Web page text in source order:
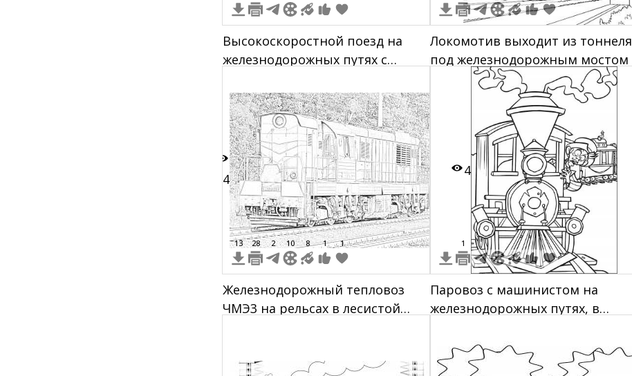
Высокоскоростной поезд на
железнодорожных путях с
включающим деревья и небо с
облаками
Локомотив выходит из тоннеля
под железнодорожным мостом
64
13 28 2 10 8 1 1
Железнодорожный тепловоз
ЧМЭ3 на рельсах в лесистой
4
1
Паровоз с машинистом на
железнодорожных путях, в
дым идет из трубы